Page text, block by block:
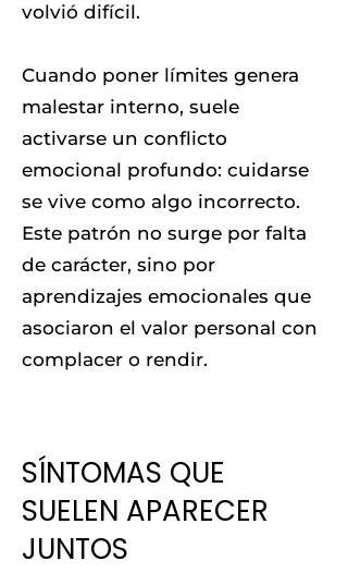
volvió difícil.
Cuando poner límites genera
malestar interno, suele
activarse un conflicto
emocional profundo: cuidarse
se vive como algo incorrecto.
Este patrón no surge por falta
de carácter, sino por
aprendizajes emocionales que
asociaron el valor personal con
complacer o rendir.
SÍNTOMAS QUE
SUELEN APARECER
JUNTOS